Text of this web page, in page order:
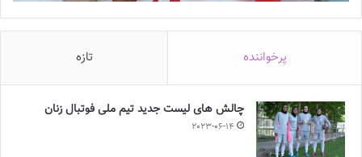
پرخواننده تازه
چالش هاى ليست جدید تيم ملى فوتبال زنان
2023-06-14